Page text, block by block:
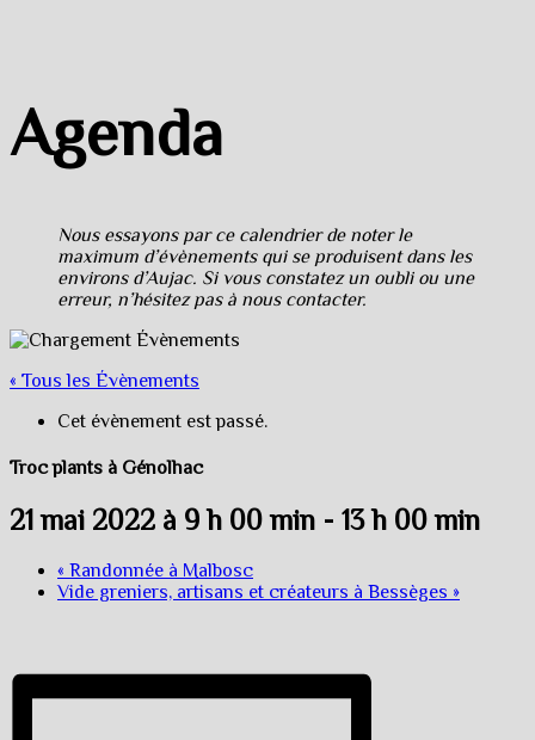
Agenda
Nous essayons par ce calendrier de noter le
maximum d’évènements qui se produisent dans les
environs d’Aujac. Si vous constatez un oubli ou une
erreur, n’hésitez pas à nous contacter.
« Tous les Évènements
Cet évènement est passé.
Troc plants à Génolhac
21 mai 2022 à 9 h 00 min - 13 h 00 min
« Randonnée à Malbosc
Vide greniers, artisans et créateurs à Bessèges »